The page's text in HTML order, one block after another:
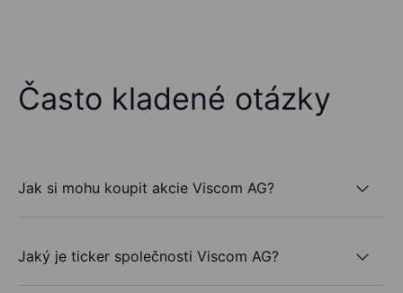
Často kladené otázky
Jak si mohu koupit akcie Viscom AG?
Jaký je ticker společnosti Viscom AG?